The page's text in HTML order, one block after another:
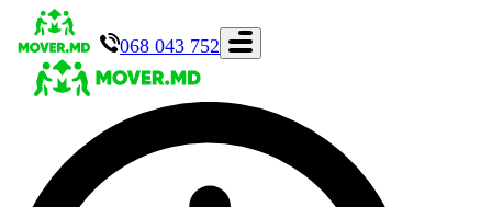
068 043 752